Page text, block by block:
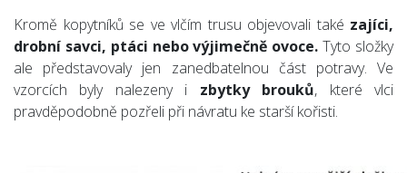
Kromě kopytníků se ve vlčím trusu objevovali také zajíci,
drobní savci, ptáci nebo výjimečně ovoce. Tyto složky
ale představovaly jen zanedbatelnou část potravy. Ve
vzorcích byly nalezeny i zbytky brouků, které vlci
pravděpodobně pozřeli při návratu ke starší kořisti.